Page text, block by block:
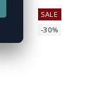
SALE
-30%